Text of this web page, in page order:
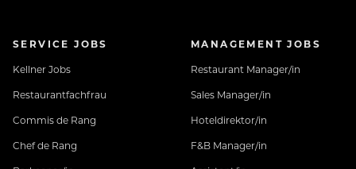
Woche, auch an arbeitsfreien Tagen
Neuhaus BONUS CARD für Rabatt bei unseren
Partnern in der Region
SERVICE JOBS
Kellner Jobs
Restaurantfachfrau
Commis de Rang
Chef de Rang
MANAGEMENT JOBS
Restaurant Manager/in
Sales Manager/in
Hoteldirektor/in
F&B Manager/in